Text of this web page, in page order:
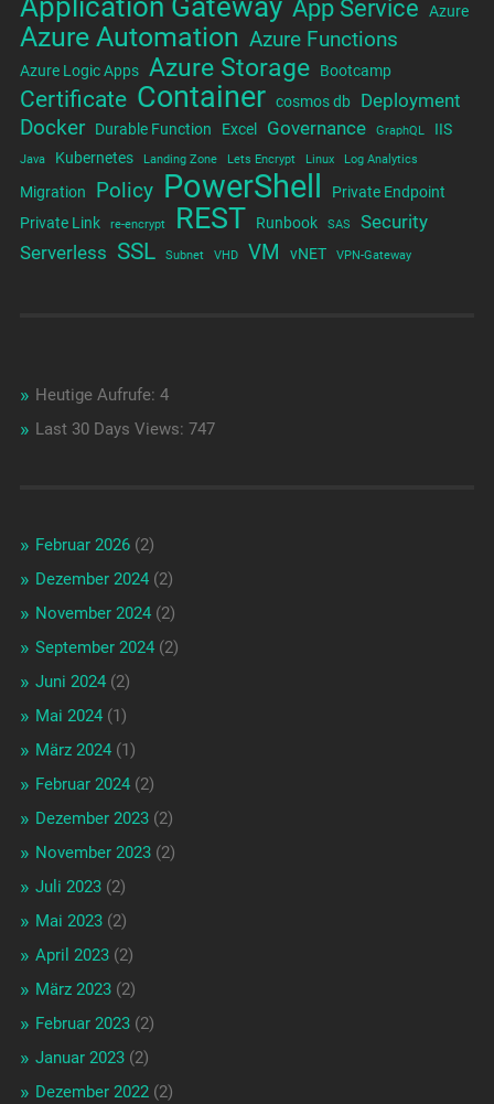
Application Gateway App Service Azure
Azure Automation Azure Functions
Azure Logic Apps Azure Storage Bootcamp
Certificate Container cosmos db Deployment
Docker Durable Function Excel Governance GraphQL IIS
Java Kubernetes Landing Zone Lets Encrypt Linux Log Analytics
Migration Policy PowerShell
Private Endpoint
Private Link
re-encrypt REST Runbook SAS
Security
Serverless SSL Subnet VHD VM vNET VPN-Gateway
Heutige Aufrufe: 4
Last 30 Days Views: 747
Februar 2026(2)
Dezember 2024(2)
November 2024(2)
September 2024(2)
Juni 2024(2)
Mai 2024(1)
März 2024(1)
Februar 2024(2)
Dezember 2023(2)
November 2023(2)
Juli 2023(2)
Mai 2023(2)
April 2023(2)
März 2023(2)
Februar 2023(2)
Januar 2023(2)
Dezember 2022(2)